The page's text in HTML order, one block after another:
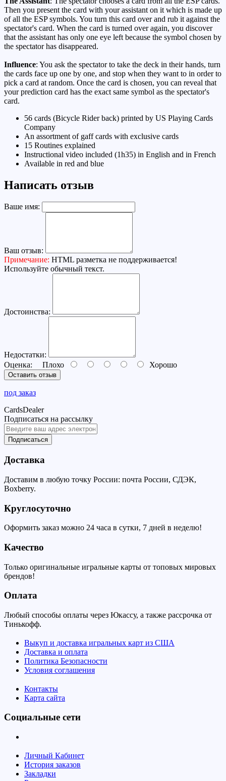
Then you present the card with your assistant on it which is made up
of all the ESP symbols. You turn this card over and rub it against the
spectator's card. When the card is turned over again, you discover
that the assistant has only one eye left because the symbol chosen by
the spectator has disappeared.
Influence: You ask the spectator to take the deck in their hands, turn
the cards face up one by one, and stop when they want to in order to
pick a card at random. Once the card is chosen, you can reveal that
your prediction card has the exact same symbol as the spectator's
card.
56 cards (Bicycle Rider back) printed by US Playing Cards
Company
An assortment of gaff cards with exclusive cards
15 Routines explained
Instructional video included (1h35) in English and in French
Available in red and blue
Написать отзыв
Ваше имя:
Ваш отзыв:
Примечание: HTML разметка не поддерживается!
Используйте обычный текст.
Достоинства:
Недостатки:
Оценка: Плохо Хорошо
Оставить отзыв
под заказ
CardsDealer
Подписаться на рассылку
Подписаться
Доставка
Доставим в любую точку России: почта России, СДЭК,
Boxberry.
Круглосуточно
Оформить заказ можно 24 часа в сутки, 7 дней в неделю!
Качество
Только оригинальные игральные карты от топовых мировых
брендов!
Оплата
Любый способы оплаты через Юкассу, а также рассрочка от
Тинькофф.
Выкуп и доставка игральных карт из США
Доставка и оплата
Политика Безопасности
Условия соглашения
Контакты
Карта сайта
Социальные сети
Личный Кабинет
История заказов
Закладки